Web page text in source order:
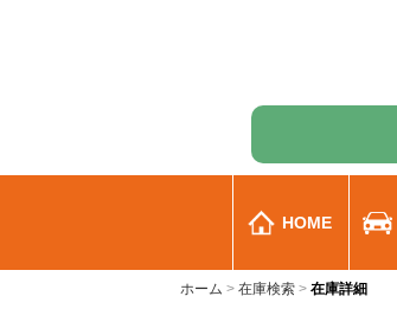
HOME
ホーム 在庫検索 在庫詳細